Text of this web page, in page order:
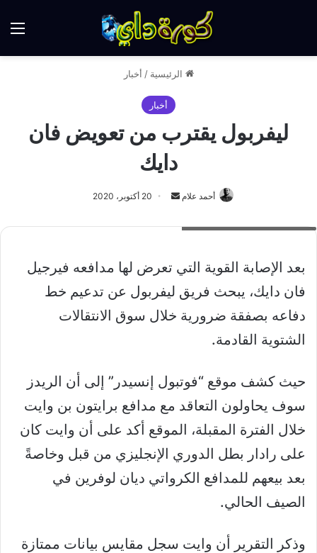
الرئيسية / أخبار
أخبار
ليفربول يقترب من تعويض فان
دايك
أحمد علام
أرسل
إلكترونيا
20 أكتوبر، 2020
بعد الإصابة القوية التي تعرض لها مدافعه فيرجيل
فان دايك، يبحث فريق ليفربول عن تدعيم خط
دفاعه بصفقة ضرورية خلال سوق الانتقالات
الشتوية القادمة.
حيث كشف موقع “فوتبول إنسيدر” إلى أن الريدز
سوف يحاولون التعاقد مع مدافع برايتون بن وايت
خلال الفترة المقبلة، الموقع أكد على أن وايت كان
على رادار بطل الدوري الإنجليزي من قبل وخاصةً
بعد بيعهم للمدافع الكرواتي ديان لوفرين في
الصيف الحالي.
وذكر التقرير أن وايت سجل مقايس بيانات ممتازة